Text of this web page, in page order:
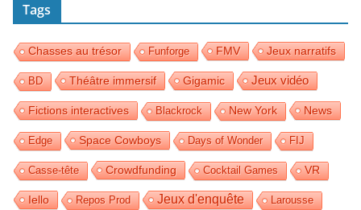
Tags
Chasses au trésor Funforge FMV Jeux narratifs
BD Théâtre immersif Gigamic Jeux vidéo
Fictions interactives Blackrock New York News
Edge Space Cowboys Days of Wonder FIJ
Casse-tête Crowdfunding Cocktail Games VR
Iello Repos Prod Jeux d'enquête Larousse